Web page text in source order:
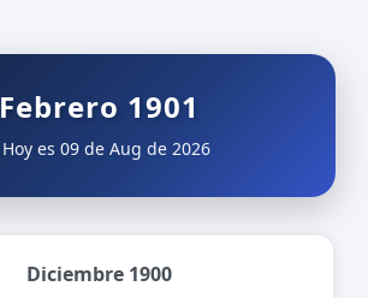
Febrero 1901
Hoy es 09 de Aug de 2026
Diciembre 1900